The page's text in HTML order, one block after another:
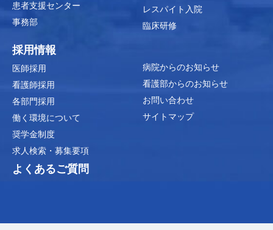
患者支援センター
事務部
レスパイト入院
臨床研修
採用情報
医師採用
看護師採用
各部門採用
働く環境について
奨学金制度
求人検索・募集要項
よくあるご質問
病院からのお知らせ
看護部からのお知らせ
お問い合わせ
サイトマップ